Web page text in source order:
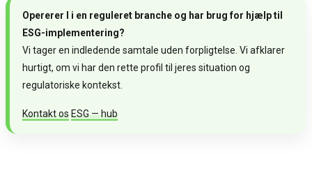
Opererer I i en reguleret branche og har brug for hjælp til
ESG-implementering?
Vi tager en indledende samtale uden forpligtelse. Vi afklarer
hurtigt, om vi har den rette profil til jeres situation og
regulatoriske kontekst.
Kontakt os ESG — hub